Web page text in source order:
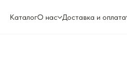
КаталогО нас Доставка и оплата